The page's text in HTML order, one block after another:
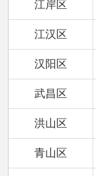
江岸区
江汉区
汉阳区
武昌区
洪山区
青山区